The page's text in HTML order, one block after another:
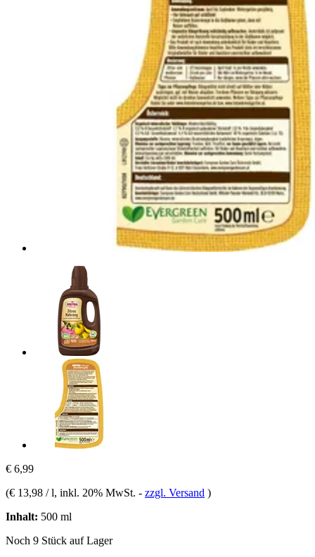
€ 6,99
(€ 13,98 / l, inkl. 20% MwSt. - zzgl. Versand )
Inhalt: 500 ml
Noch 9 Stück auf Lager